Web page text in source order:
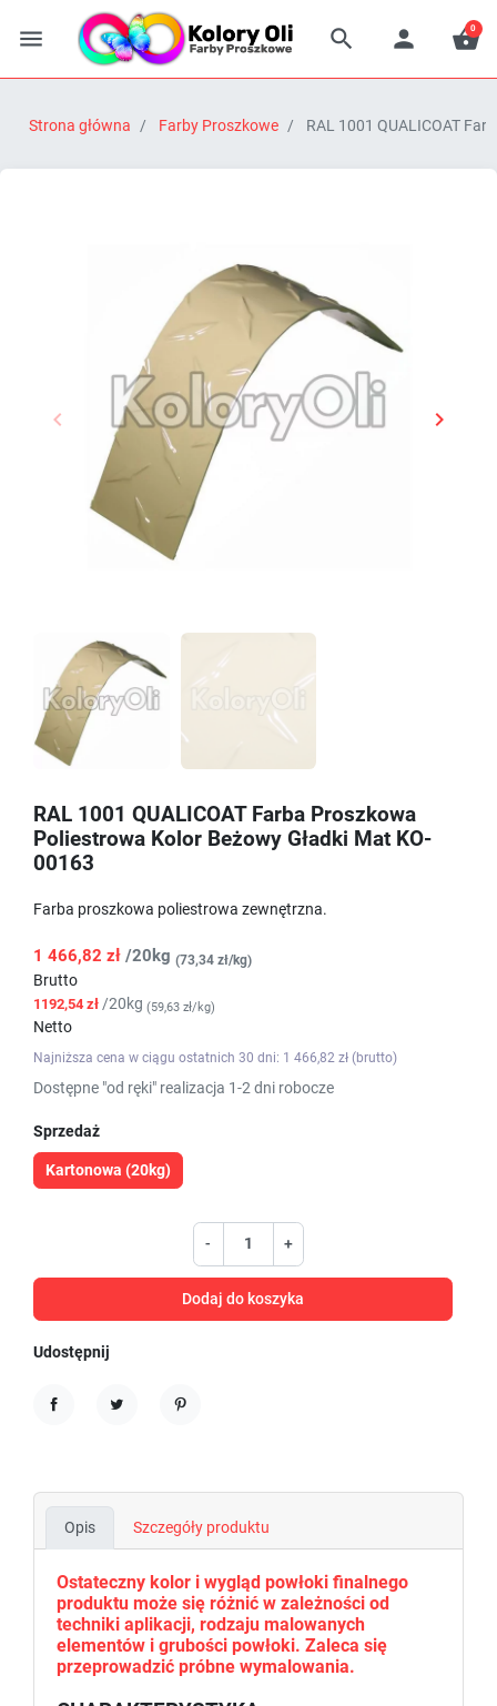
   
0
Strona główna Farby Proszkowe RAL 1001 QUALICOAT
Poprzedni
 
RAL 1001 QUALICOAT Farba Proszkowa
Poliestrowa Kolor Beżowy Gładki Mat KO-
00163
Farba proszkowa poliestrowa zewnętrzna.
1 466,82 zł /20kg (73,34 zł/kg)
Brutto
1192,54 zł /20kg (59,63 zł/kg)
Netto
Najniższa cena w ciągu ostatnich 30 dni: 1 466,82 zł (brutto)
Dostępne "od ręki" realizacja 1-2 dni robocze
Sprzedaż
Kartonowa (20kg)
- +
Dodaj do koszyka
Udostępnij
Opis Szczegóły produktu
Ostateczny kolor i wygląd powłoki finalnego
produktu może się różnić w zależności od
techniki aplikacji, rodzaju malowanych
elementów i grubości powłoki. Zaleca się
przeprowadzić próbne wymalowania.